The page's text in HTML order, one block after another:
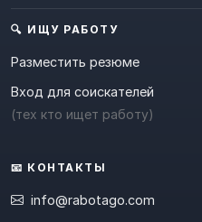
🔍 ИЩУ РАБОТУ
Разместить резюме
Вход для соискателей
(тех кто ищет работу)
📧 КОНТАКТЫ
info@rabotago.com